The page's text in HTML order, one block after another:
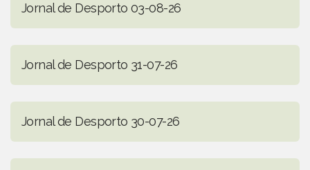
Jornal de Desporto 03-08-26
Jornal de Desporto 31-07-26
Jornal de Desporto 30-07-26